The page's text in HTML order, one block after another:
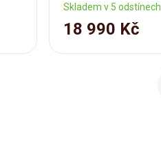
Skladem v 5 odstínech
18 990 Kč